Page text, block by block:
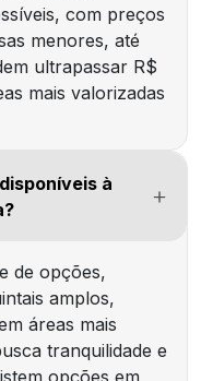
com preços
menores, até
ultrapassar R$
mais valorizadas
à
de opções,
amplos,
áreas mais
tranquilidade e
opções em